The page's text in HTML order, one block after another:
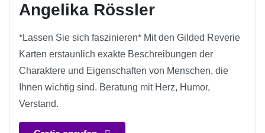
Angelika Rössler
*Lassen Sie sich faszinieren* Mit den Gilded Reverie
Karten erstaunlich exakte Beschreibungen der
Charaktere und Eigenschaften von Menschen, die
Ihnen wichtig sind. Beratung mit Herz, Humor,
Verstand.